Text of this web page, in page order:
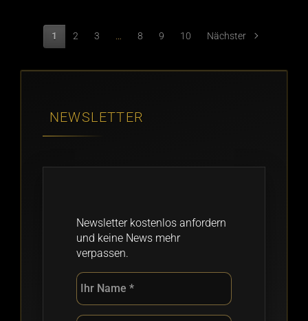
1 2 3 … 8 9 10 Nächster
NEWSLETTER
Newsletter kostenlos anfordern
und keine News mehr
verpassen.